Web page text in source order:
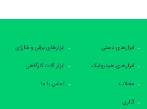
ابزارهای دستی ابزارهای برقی و شارژی
ابزارهای هیدرولیک
ابزار آلات کارگاهی
مقالات
تماس با ما
گالری